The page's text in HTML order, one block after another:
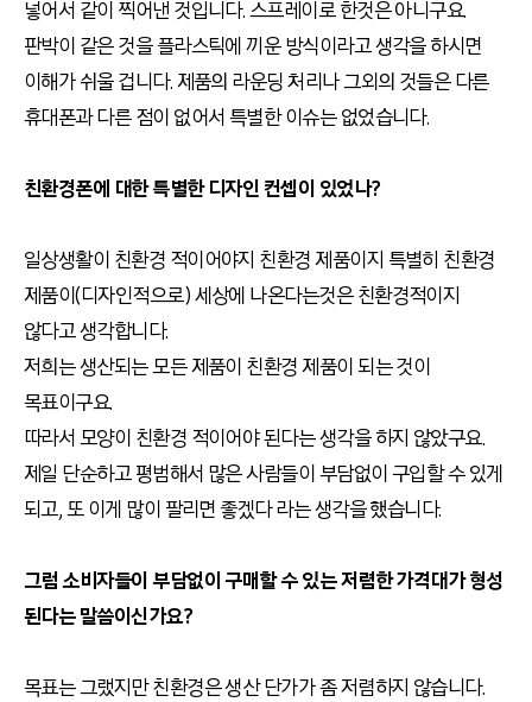
넣어서 같이 찍어낸 것입니다. 스프레이로 한것은 아니구요.
판박이 같은 것을 플라스틱에 끼운 방식이라고 생각을 하시면
이해가 쉬울 겁니다. 제품의 라운딩 처리나 그외의 것들은 다른
휴대폰과 다른 점이 없어서 특별한 이슈는 없었습니다.
친환경폰에 대한 특별한 디자인 컨셉이 있었나?
일상생활이 친환경 적이어야지 친환경 제품이지 특별히 친환경
제품이(디자인적으로) 세상에 나온다는것은 친환경적이지
않다고 생각합니다.
저희는 생산되는 모든 제품이 친환경 제품이 되는 것이
목표이구요.
따라서 모양이 친환경 적이어야 된다는 생각을 하지 않았구요.
제일 단순하고 평범해서 많은 사람들이 부담없이 구입할 수 있게
되고, 또 이게 많이 팔리면 좋겠다 라는 생각을 했습니다.
그럼 소비자들이 부담없이 구매할 수 있는 저렴한 가격대가 형성
된다는 말씀이신가요?
목표는 그랬지만 친환경은 생산 단가가 좀 저렴하지 않습니다.